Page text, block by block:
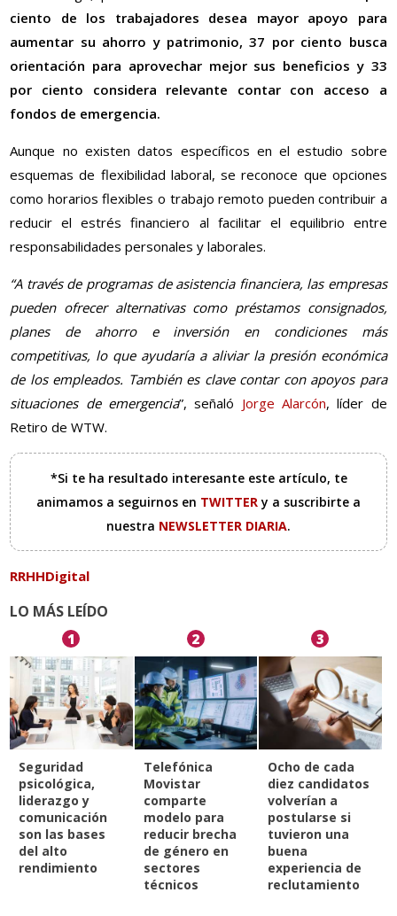
ciento de los trabajadores desea mayor apoyo para
aumentar su ahorro y patrimonio, 37 por ciento busca
orientación para aprovechar mejor sus beneficios y 33
por ciento considera relevante contar con acceso a
fondos de emergencia.
Aunque no existen datos específicos en el estudio sobre
esquemas de flexibilidad laboral, se reconoce que opciones
como horarios flexibles o trabajo remoto pueden contribuir a
reducir el estrés financiero al facilitar el equilibrio entre
responsabilidades personales y laborales.
“A través de programas de asistencia financiera, las empresas
pueden ofrecer alternativas como préstamos consignados,
planes de ahorro e inversión en condiciones más
competitivas, lo que ayudaría a aliviar la presión económica
de los empleados. También es clave contar con apoyos para
situaciones de emergencia”, señaló Jorge Alarcón, líder de
Retiro de WTW.
*Si te ha resultado interesante este artículo, te
animamos a seguirnos en TWITTERy a suscribirte a
nuestra NEWSLETTER DIARIA.
RRHHDigital
LO MÁS LEÍDO
1
Seguridad
psicológica,
liderazgo y
comunicación
son las bases
del alto
rendimiento
2
Telefónica
Movistar
comparte
modelo para
reducir brecha
de género en
sectores
técnicos
3
Ocho de cada
diez candidatos
volverían a
postularse si
tuvieron una
buena
experiencia de
reclutamiento